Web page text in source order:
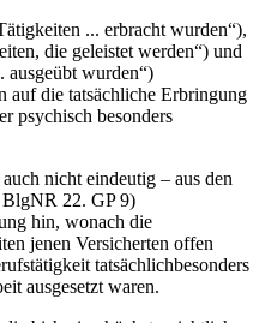
... erbracht wurden“),
die geleistet werden“) und
ausgeübt wurden“)
auf die tatsächliche Erbringung
psychisch besonders
nicht eindeutig – aus den
BlgNR 22. GP 9)
hin, wonach die
jenen Versicherten offen
tatsächlichbesonders
ausgesetzt waren.